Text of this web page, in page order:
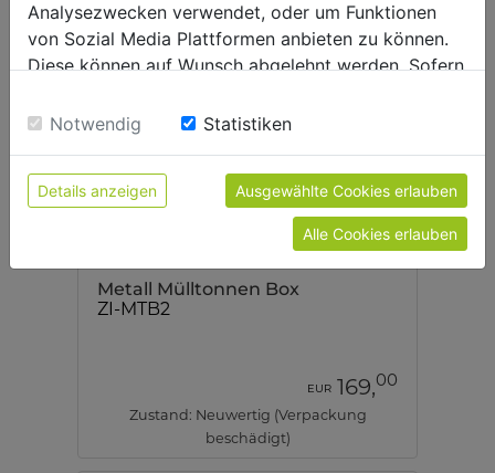
Metall Mülltonnen Box
ZI-MTB2
EUR 169,00
Zustand: Neuwertig (Verpackung
beschädigt)
Analysezwecken verwendet, oder um Funktionen
von Sozial Media Plattformen anbieten zu können.
Diese können auf Wunsch abgelehnt werden. Sofern
Einwilligung zu unseren Cookies.
Notwendig Statistiken
Details anzeigen Ausgewählte Cookies erlauben
Alle Cookies erlauben